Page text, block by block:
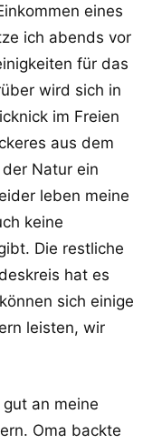
eines
ich abends vor
für das
wird sich in
im Freien
aus dem
Natur ein
leben meine
keine
Die restliche
hat es
sich einige
leisten, wir
an meine
Oma backte